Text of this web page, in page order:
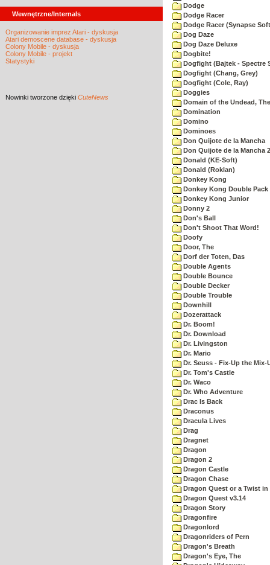
Wewnętrzne/Internals
Organizowanie imprez Atari - dyskusja
Atari demoscene database - dyskusja
Colony Mobile - dyskusja
Colony Mobile - projekt
Statystyki
Nowinki tworzone dzięki CuteNews
Dodge
Dodge Racer
Dodge Racer (Synapse
Dog Daze
Dog Daze Deluxe
Dogbite!
Dogfight (Bajtek - Spectre
Dogfight (Chang, Grey)
Dogfight (Cole, Ray)
Doggies
Domain of the Undead, The
Domination
Domino
Dominoes
Don Quijote de la Mancha
Don Quijote de la Mancha 2
Donald (KE-Soft)
Donald (Roklan)
Donkey Kong
Donkey Kong Double Pack
Donkey Kong Junior
Donny 2
Don's Ball
Don't Shoot That Word!
Doofy
Door, The
Dorf der Toten, Das
Double Agents
Double Bounce
Double Decker
Double Trouble
Downhill
Dozerattack
Dr. Boom!
Dr. Download
Dr. Livingston
Dr. Mario
Dr. Seuss - Fix-Up the Mix-
Dr. Tom's Castle
Dr. Waco
Dr. Who Adventure
Drac Is Back
Draconus
Dracula Lives
Drag
Dragnet
Dragon
Dragon 2
Dragon Castle
Dragon Chase
Dragon Quest or a Twist in
Dragon Quest v3.14
Dragon Story
Dragonfire
Dragonlord
Dragonriders of Pern
Dragon's Breath
Dragon's Eye, The